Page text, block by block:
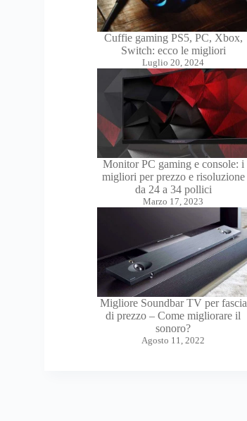
Cuffie gaming PS5, PC, Xbox,
Switch: ecco le migliori
Luglio 20, 2024
Monitor PC gaming e console: i
migliori per prezzo e risoluzione
da 24 a 34 pollici
Marzo 17, 2023
Migliore Soundbar TV per fascia
di prezzo – Come migliorare il
sonoro?
Agosto 11, 2022